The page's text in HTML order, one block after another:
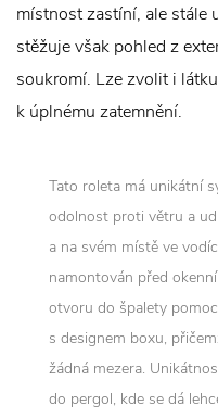
místnost zastíní, ale stále
stěžuje však pohled z
soukromí. Lze zvolit i
k úplnému zatemnění.
Tato roleta má unikátní
odolnost proti větru a
a na svém místě ve
namontován před
otvoru do špalety
s designem boxu,
žádná mezera.
do pergol, kde se dá